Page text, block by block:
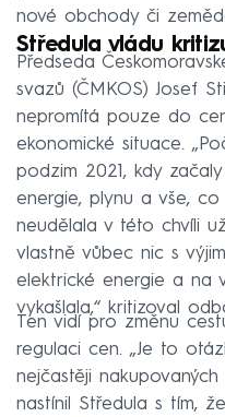
nové obchody či
Středula vládu
Předseda
svazů (ČMKOS) Josef
nepromítá pouze do
ekonomické situace.
podzim 2021, kdy
energie, plynu a vše, co
neudělala v této chvíli
vlastně vůbec nic s
elektrické energie a na
vykašlala,“ kritizoval
Ten vidí pro změnu
regulaci cen. „Je to
nejčastěji
nastínil Středula s tím,